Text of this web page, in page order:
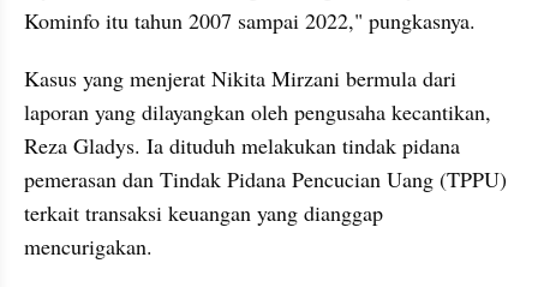
Kominfo itu tahun 2007 sampai 2022," pungkasnya.
Kasus yang menjerat Nikita Mirzani bermula dari
laporan yang dilayangkan oleh pengusaha kecantikan,
Reza Gladys. Ia dituduh melakukan tindak pidana
pemerasan dan Tindak Pidana Pencucian Uang (TPPU)
terkait transaksi keuangan yang dianggap
mencurigakan.